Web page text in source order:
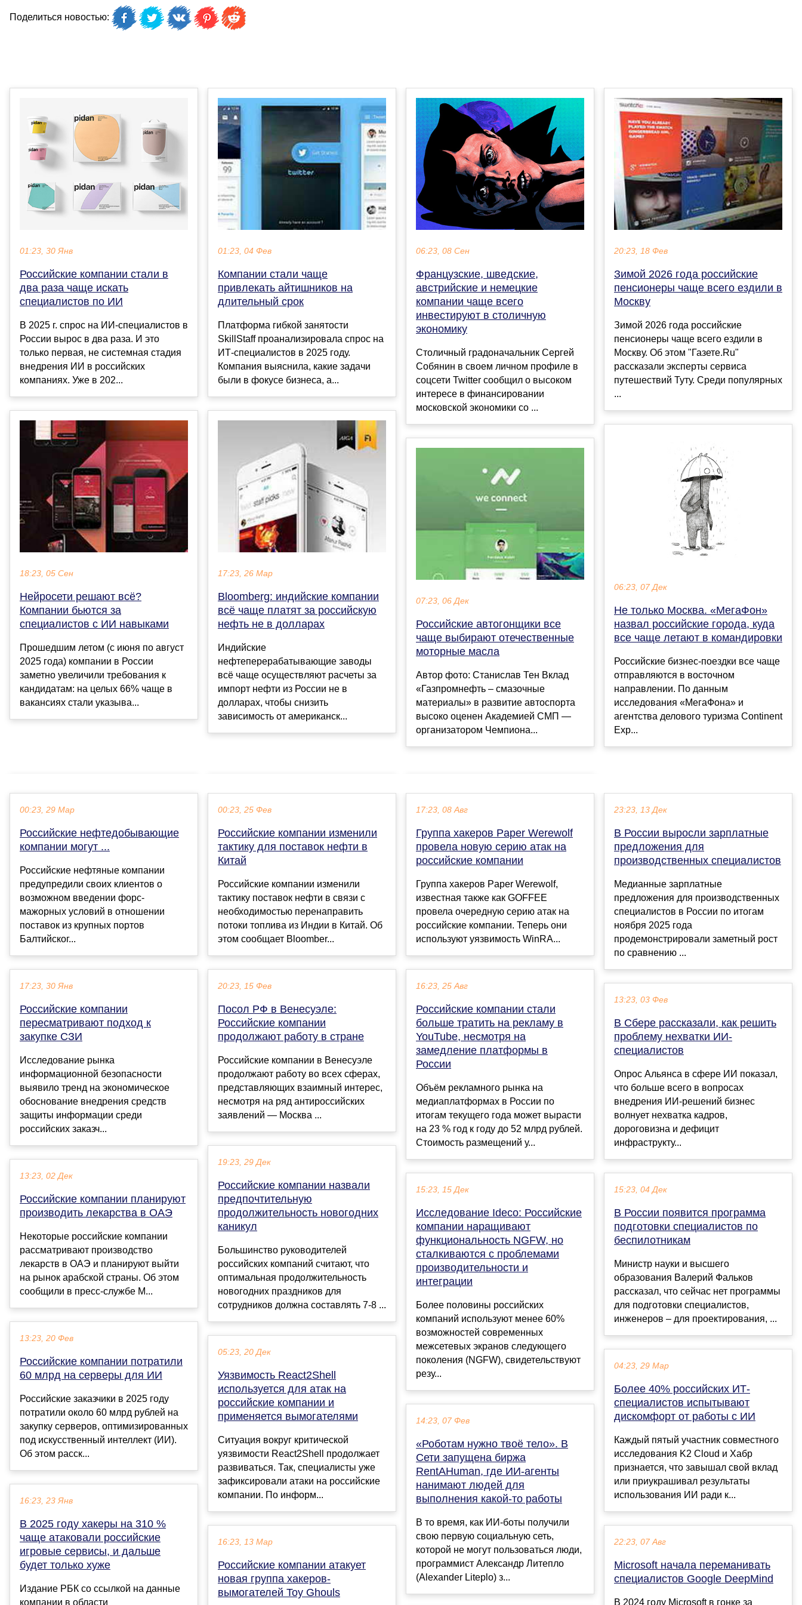
Поделиться новостью:
01:23, 30 Янв
Российские компании стали в
два раза чаще искать
специалистов по ИИ
В 2025 г. спрос на ИИ-специалистов в
России вырос в два раза. И это
только первая, не системная стадия
внедрения ИИ в российских
компаниях. Уже в 202...
18:23, 05 Сен
Нейросети решают всё?
Компании бьются за
специалистов с ИИ навыками
Прошедшим летом (с июня по август
2025 года) компании в России
заметно увеличили требования к
кандидатам: на целых 66% чаще в
вакансиях стали указыва...
01:23, 04 Фев
Компании стали чаще
привлекать айтишников на
длительный срок
Платформа гибкой занятости
SkillStaff проанализировала спрос на
ИТ-специалистов в 2025 году.
Компания выяснила, какие задачи
были в фокусе бизнеса, а...
17:23, 26 Мар
Bloomberg: индийские компании
всё чаще платят за российскую
нефть не в долларах
Индийские
нефтеперерабатывающие заводы
всё чаще осуществляют расчеты за
импорт нефти из России не в
долларах, чтобы снизить
зависимость от американск...
06:23, 08 Сен
Французские, шведские,
австрийские и немецкие
компании чаще всего
инвестируют в столичную
экономику
Столичный градоначальник Сергей
Собянин в своем личном профиле в
соцсети Twitter сообщил о высоком
интересе в финансировании
московской экономики со ...
07:23, 06 Дек
Российские автогонщики все
чаще выбирают отечественные
моторные масла
Автор фото: Станислав Тен Вклад
«Газпромнефть – смазочные
материалы» в развитие автоспорта
высоко оценен Академией СМП —
организатором Чемпиона...
20:23, 18 Фев
Зимой 2026 года российские
пенсионеры чаще всего ездили в
Москву
Зимой 2026 года российские
пенсионеры чаще всего ездили в
Москву. Об этом "Газете.Ru"
рассказали эксперты сервиса
путешествий Туту. Среди популярных
...
06:23, 07 Дек
Не только Москва. «МегаФон»
назвал российские города, куда
все чаще летают в командировки
Российские бизнес-поездки все чаще
отправляются в восточном
направлении. По данным
исследования «МегаФона» и
агентства делового туризма Continent
Exp...
00:23, 29 Мар
Российские нефтедобывающие
компании могут ...
Российские нефтяные компании
предупредили своих клиентов о
возможном введении форс-
мажорных условий в отношении
поставок из крупных портов
Балтийског...
17:23, 30 Янв
Российские компании
пересматривают подход к
закупке СЗИ
Исследование рынка
информационной безопасности
выявило тренд на экономическое
обоснование внедрения средств
защиты информации среди
российских заказч...
13:23, 02 Дек
Российские компании планируют
производить лекарства в ОАЭ
Некоторые российские компании
рассматривают производство
лекарств в ОАЭ и планируют выйти
на рынок арабской страны. Об этом
сообщили в пресс-службе М...
13:23, 20 Фев
Российские компании потратили
60 млрд на серверы для ИИ
Российские заказчики в 2025 году
потратили около 60 млрд рублей на
закупку серверов, оптимизированных
под искусственный интеллект (ИИ).
Об этом расск...
16:23, 23 Янв
В 2025 году хакеры на 310 %
чаще атаковали российские
игровые сервисы, и дальше
будет только хуже
Издание РБК со ссылкой на данные
компании в области
00:23, 25 Фев
Российские компании изменили
тактику для поставок нефти в
Китай
Российские компании изменили
тактику поставок нефти в связи с
необходимостью перенаправить
потоки топлива из Индии в Китай. Об
этом сообщает Bloomber...
20:23, 15 Фев
Посол РФ в Венесуэле:
Российские компании
продолжают работу в стране
Российские компании в Венесуэле
продолжают работу во всех сферах,
представляющих взаимный интерес,
несмотря на ряд антироссийских
заявлений — Москва ...
19:23, 29 Дек
Российские компании назвали
предпочтительную
продолжительность новогодних
каникул
Большинство руководителей
российских компаний считают, что
оптимальная продолжительность
новогодних праздников для
сотрудников должна составлять 7-8 ...
05:23, 20 Дек
Уязвимость React2Shell
используется для атак на
российские компании и
применяется вымогателями
Ситуация вокруг критической
уязвимости React2Shell продолжает
развиваться. Так, специалисты уже
зафиксировали атаки на российские
компании. По информ...
16:23, 13 Мар
Российские компании атакует
новая группа хакеров-
вымогателей Toy Ghouls
17:23, 08 Авг
Группа хакеров Paper Werewolf
провела новую серию атак на
российские компании
Группа хакеров Paper Werewolf,
известная также как GOFFEE
провела очередную серию атак на
российские компании. Теперь они
используют уязвимость WinRA...
16:23, 25 Авг
Российские компании стали
больше тратить на рекламу в
YouTube, несмотря на
замедление платформы в
России
Объём рекламного рынка на
медиаплатформах в России по
итогам текущего года может вырасти
на 23 % год к году до 52 млрд рублей.
Стоимость размещений у...
15:23, 15 Дек
Исследование Ideco: Российские
компании наращивают
функциональность NGFW, но
сталкиваются с проблемами
производительности и
интеграции
Более половины российских
компаний используют менее 60%
возможностей современных
межсетевых экранов следующего
поколения (NGFW), свидетельствуют
резу...
14:23, 07 Фев
«Роботам нужно твоё тело». В
Сети запущена биржа
RentAHuman, где ИИ-агенты
нанимают людей для
выполнения какой-то работы
В то время, как ИИ-боты получили
свою первую социальную сеть,
которой не могут пользоваться люди,
программист Александр Литепло
(Alexander Liteplo) з...
23:23, 13 Дек
В России выросли зарплатные
предложения для
производственных специалистов
Медианные зарплатные
предложения для производственных
специалистов в России по итогам
ноября 2025 года
продемонстрировали заметный рост
по сравнению ...
13:23, 03 Фев
В Сбере рассказали, как решить
проблему нехватки ИИ-
специалистов
Опрос Альянса в сфере ИИ показал,
что больше всего в вопросах
внедрения ИИ-решений бизнес
волнует нехватка кадров,
дороговизна и дефицит
инфраструкту...
15:23, 04 Дек
В России появится программа
подготовки специалистов по
беспилотникам
Министр науки и высшего
образования Валерий Фальков
рассказал, что сейчас нет программы
для подготовки специалистов,
инженеров – для проектирования, ...
04:23, 29 Мар
Более 40% российских ИТ-
специалистов испытывают
дискомфорт от работы с ИИ
Каждый пятый участник совместного
исследования K2 Cloud и Хабр
признается, что завышал свой вклад
или приукрашивал результаты
использования ИИ ради к...
22:23, 07 Авг
Microsoft начала переманивать
специалистов Google DeepMind
В 2024 году Microsoft в гонке за